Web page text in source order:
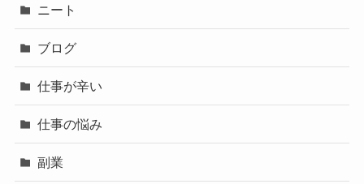
ニート
ブログ
仕事が辛い
仕事の悩み
副業